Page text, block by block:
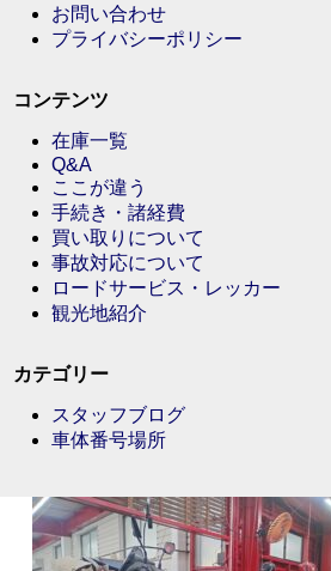
お問い合わせ
プライバシーポリシー
コンテンツ
在庫一覧
Q&A
ここが違う
手続き・諸経費
買い取りについて
事故対応について
ロードサービス・レッカー
観光地紹介
カテゴリー
スタッフブログ
車体番号場所